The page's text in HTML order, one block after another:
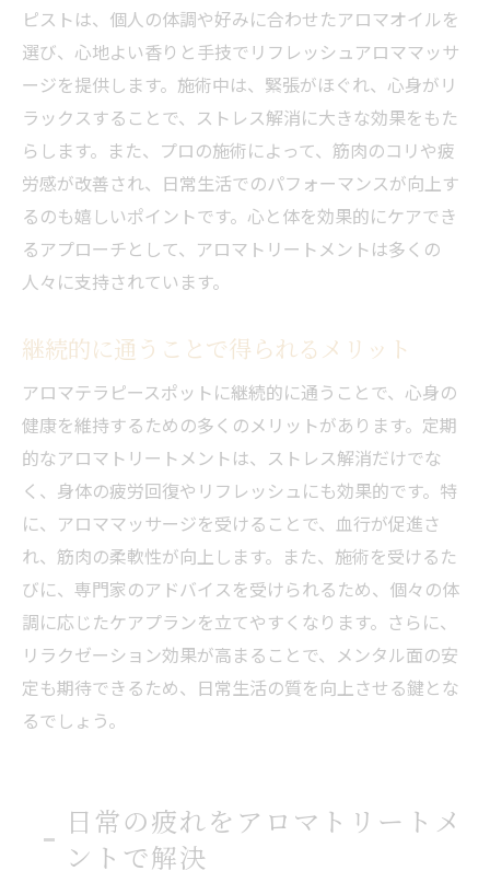
ピストは、個人の体調や好みに合わせたアロマオイルを
選び、心地よい香りと手技でリフレッシュアロママッサ
ージを提供します。施術中は、緊張がほぐれ、心身がリ
ラックスすることで、ストレス解消に大きな効果をもた
らします。また、プロの施術によって、筋肉のコリや疲
労感が改善され、日常生活でのパフォーマンスが向上す
るのも嬉しいポイントです。心と体を効果的にケアでき
るアプローチとして、アロマトリートメントは多くの
人々に支持されています。
継続的に通うことで得られるメリット
アロマテラピースポットに継続的に通うことで、心身の
健康を維持するための多くのメリットがあります。定期
的なアロマトリートメントは、ストレス解消だけでな
く、身体の疲労回復やリフレッシュにも効果的です。特
に、アロママッサージを受けることで、血行が促進さ
れ、筋肉の柔軟性が向上します。また、施術を受けるた
びに、専門家のアドバイスを受けられるため、個々の体
調に応じたケアプランを立てやすくなります。さらに、
リラクゼーション効果が高まることで、メンタル面の安
定も期待できるため、日常生活の質を向上させる鍵とな
るでしょう。
日常の疲れをアロマトリートメ
ントで解決